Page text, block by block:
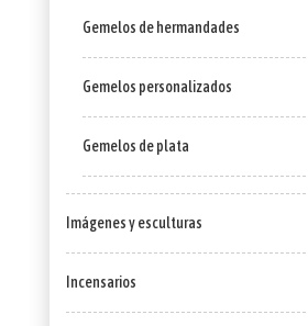
Gemelos de hermandades
Gemelos personalizados
Gemelos de plata
Imágenes y esculturas
Incensarios